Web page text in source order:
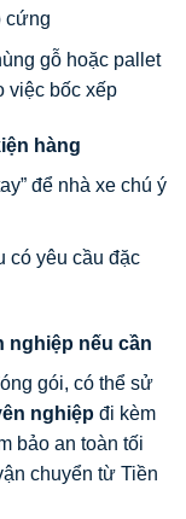
cứng
gỗ hoặc pallet
việc bốc xếp
hàng
để nhà xe chú ý
có yêu cầu đặc
nghiệp nếu cần
gói, có thể sử
nghiệp đi kèm
bảo an toàn tối
chuyển từ Tiền